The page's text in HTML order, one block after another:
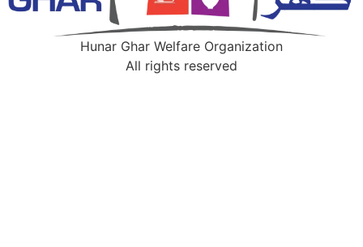
Hunar Ghar Welfare Organization
All rights reserved